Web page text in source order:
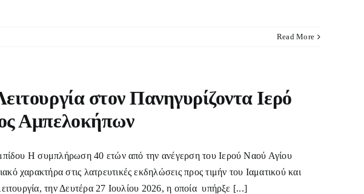
Read More
στον Πανηγυρίζοντα Ιερό
Αμπελοκήπων
Η συμπλήρωση 40 ετών από την ανέγερση του Ιερού Ναού Αγίου
χαρακτήρα στις λατρευτικές εκδηλώσεις προς τιμήν του Ιαματικού και
την Δευτέρα 27 Ιουλίου 2026, η οποία υπήρξε [...]